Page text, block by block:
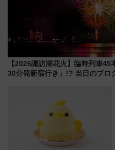
【2026諏訪湖花火】臨時列車
30分発新宿行き」!? 当日のプロ